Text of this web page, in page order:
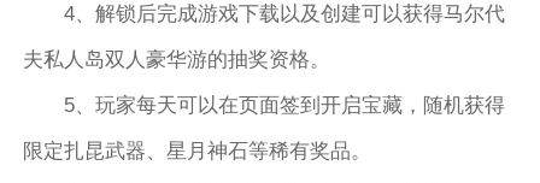
4、解锁后完成游戏下载以及创建可以获得马尔代
夫私人岛双人豪华游的抽奖资格。
5、玩家每天可以在页面签到开启宝藏，随机获得
限定扎昆武器、星月神石等稀有奖品。